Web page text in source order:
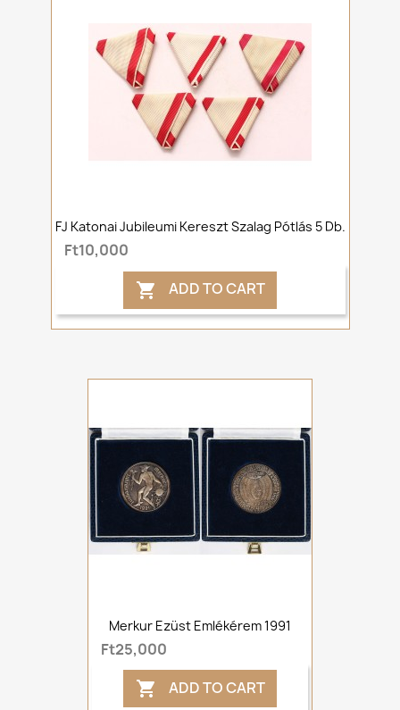
FJ Katonai Jubileumi Kereszt Szalag Pótlás 5 Db.
Ft10,000
 ADD TO CART
Merkur Ezüst Emlékérem 1991
Ft25,000
 ADD TO CART